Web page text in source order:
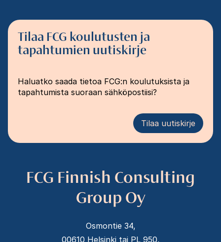
Tilaa FCG koulutusten ja
tapahtumien uutiskirje
Haluatko saada tietoa FCG:n koulutuksista ja
tapahtumista suoraan sähköpostiisi?
Tilaa uutiskirje
FCG Finnish Consulting
Group Oy
Osmontie 34,
00610 Helsinki tai PL 950,